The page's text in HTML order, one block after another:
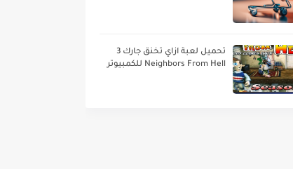
تحميل لعبة ازاي تخنق جارك 3
Neighbors From Hell للكمبيوتر